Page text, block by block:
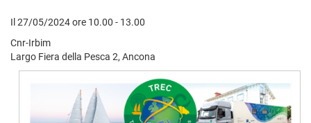
Il 27/05/2024 ore 10.00 - 13.00
Cnr-Irbim
Largo Fiera della Pesca 2, Ancona